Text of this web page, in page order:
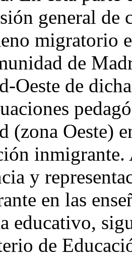
general de
migratorio
de
Oeste de
(zona Oeste)
inmigrante.
y
en las
educativo,
de